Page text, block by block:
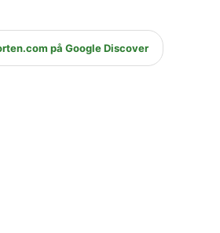
på Google Discover